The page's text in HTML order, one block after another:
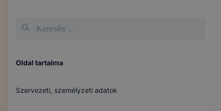
Oldal tartalma
Szervezeti, személyzeti adatok